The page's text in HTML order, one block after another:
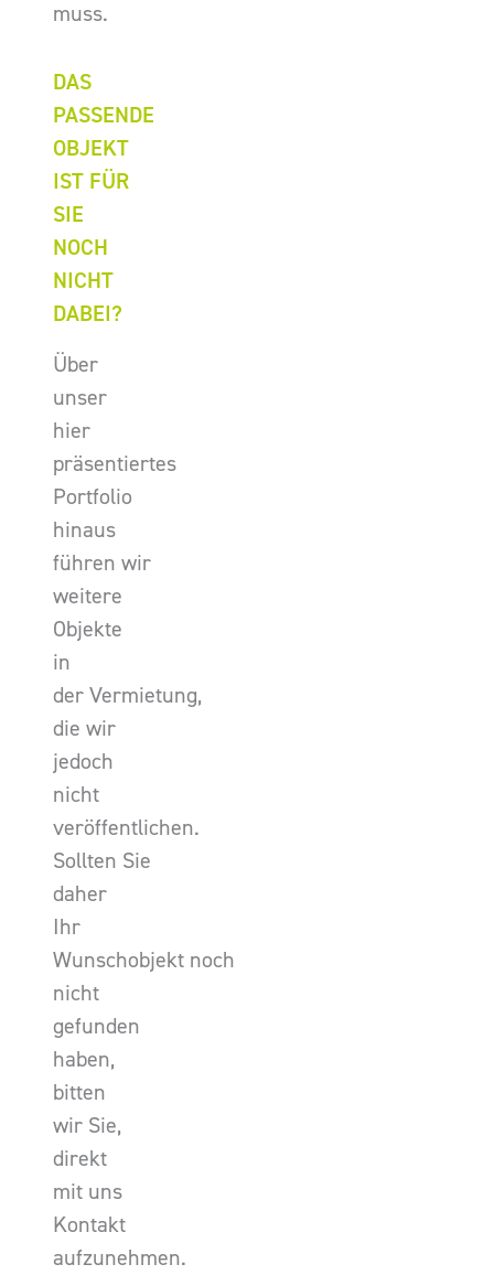
muss.
DAS
PASSENDE
OBJEKT
IST FÜR
SIE
NOCH
NICHT
DABEI?
Über
unser
hier
präsentiertes
Portfolio
hinaus
führen wir
weitere
Objekte
in
der Vermietung,
die wir
jedoch
nicht
veröffentlichen.
Sollten Sie
daher
Ihr
Wunschobjekt noch
nicht
gefunden
haben,
bitten
wir Sie,
direkt
mit uns
Kontakt
aufzunehmen.